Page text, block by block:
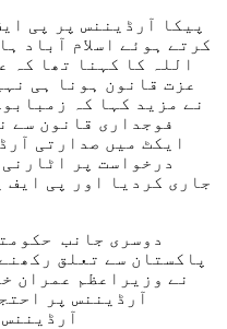
پیکا آرڈیننس پر پی
کرتے ہوئے اسلام آباد
اللہ کا کہنا تھا کہ
عزت قانون ہونا ہی
نے مزید کہا کہ
فوجداری قانون سے
ایکٹ میں صدارتی
درخواست پر
جاری کردیا اور پی ایف
دوسری جانب
پاکستان سے تعلق
نے وزیراعظم عمران
آرڈیننس پر